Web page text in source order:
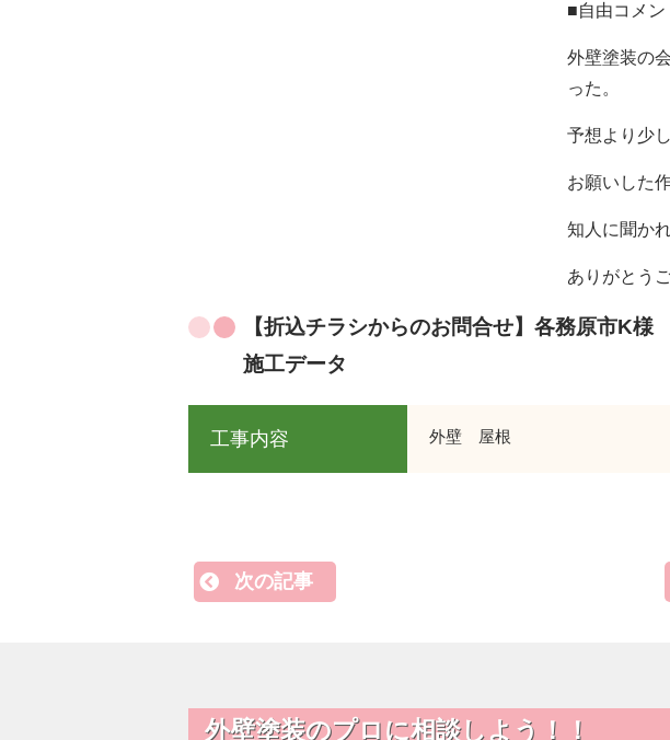
■自由コメン
外壁塗装の
った。
予想より少
お願いした
知人に聞か
ありがとう
【折込チラシからのお問合せ】各務原市K
施工データ
工事内容 外壁 屋根
次の記事
外壁塗装のプロに相談しよう！！